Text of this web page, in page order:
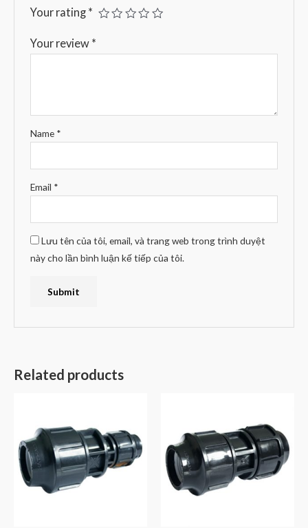
Your rating *
Your review *
Name *
Email *
Lưu tên của tôi, email, và trang web trong trình duyệt
này cho lần bình luận kế tiếp của tôi.
Related products